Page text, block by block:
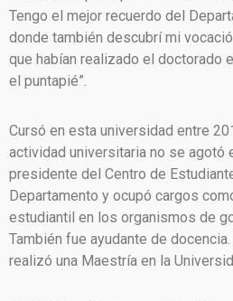
Tengo el mejor recuerdo del
donde también descubrí mi
que habían realizado el doctorado
el puntapié”.
Cursó en esta universidad entre
actividad universitaria no se agotó
presidente del Centro de
Departamento y ocupó cargos
estudiantil en los organismos de
También fue ayudante de
realizó una Maestría en la